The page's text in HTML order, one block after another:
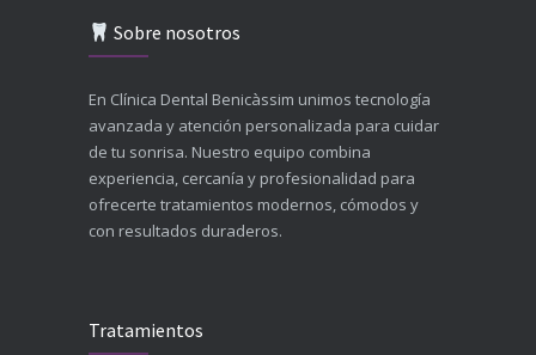
Sobre nosotros
En Clínica Dental Benicàssim unimos tecnología
avanzada y atención personalizada para cuidar
de tu sonrisa. Nuestro equipo combina
experiencia, cercanía y profesionalidad para
ofrecerte tratamientos modernos, cómodos y
con resultados duraderos.
Tratamientos